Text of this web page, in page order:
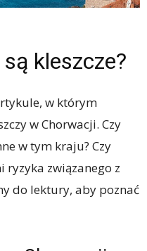
kleszcze?
w którym
w Chorwacji. Czy
w tym kraju? Czy
związanego z
do lektury, aby poznać